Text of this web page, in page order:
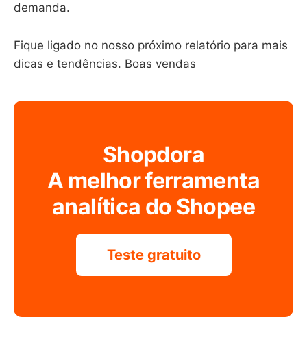
demanda.
Fique ligado no nosso próximo relatório para mais
dicas e tendências. Boas vendas
Shopdora
A melhor ferramenta
analítica do Shopee
Teste gratuito